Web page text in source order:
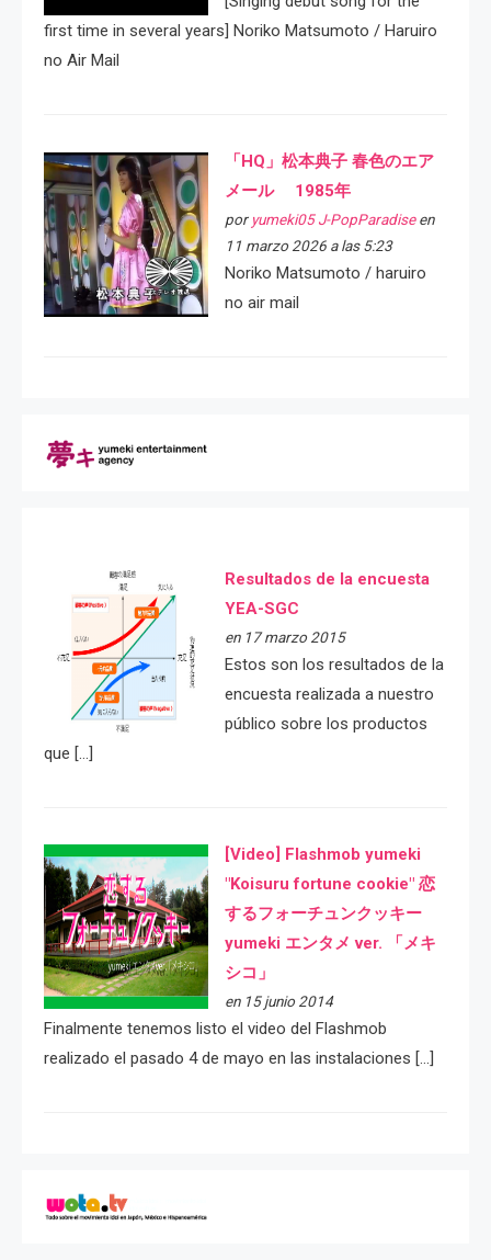
first time in several years] Noriko Matsumoto / Haruiro
no Air Mail
「HQ」松本典子 春色のエア
メール 1985年
por yumeki05 J-PopParadiseen
11 marzo 2026 a las 5:23
Noriko Matsumoto / haruiro
no air mail
Resultados de la encuesta
YEA-SGC
en 17 marzo 2015
Estos son los resultados de la
encuesta realizada a nuestro
público sobre los productos
que […]
[Video] Flashmob yumeki
"Koisuru fortune cookie" 恋
するフォーチュンクッキー
yumeki エンタメ ver. 「メキ
シコ」
en 15 junio 2014
Finalmente tenemos listo el video del Flashmob
realizado el pasado 4 de mayo en las instalaciones […]